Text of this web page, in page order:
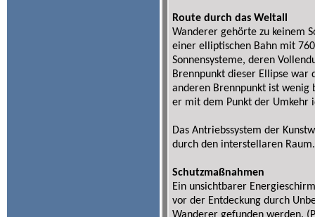
Route durch das Weltall
Wanderer gehörte zu keinem
einer elliptischen Bahn mit
Sonnensysteme, deren
Brennpunkt dieser Ellipse war
anderen Brennpunkt ist wenig
er mit dem Punkt der Umkehr
Das Antriebssystem der
durch den interstellaren Raum.
Schutzmaßnahmen
Ein unsichtbarer
vor der Entdeckung durch